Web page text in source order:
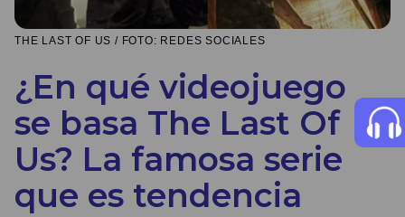
THE LAST OF US / FOTO: REDES SOCIALES
¿En qué videojuego
se basa The Last Of
Us? La famosa serie
que es tendencia